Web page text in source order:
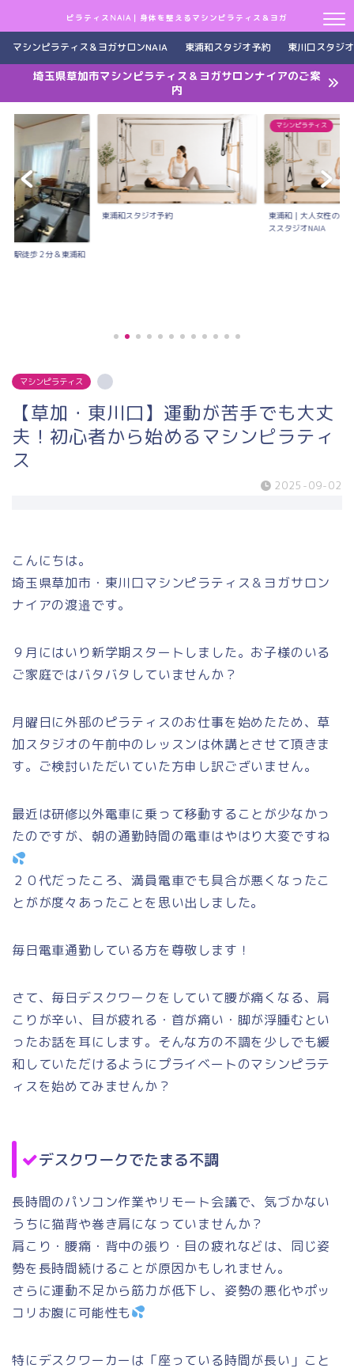
ピラティスNAIA｜身体を整えるマシンピラティス＆ヨガ
マシンピラティス＆ヨガサロンNAIA 東浦和スタジオ予約 東川口スタジ
埼玉県草加市マシンピラティス＆ヨガサロンナイアのご案
内
口駅徒歩２分＆東浦和
東浦和スタジオ予約
マシンピラティス
東浦和｜大人女性のた
ススタジオNAIA
マシンピラティス
【草加・東川口】運動が苦手でも大丈
夫！初心者から始めるマシンピラティ
ス
2025-09-02
こんにちは。
埼玉県草加市・東川口マシンピラティス＆ヨガサロン
ナイアの渡邉です。
９月にはいり新学期スタートしました。お子様のいる
ご家庭ではバタバタしていませんか？
月曜日に外部のピラティスのお仕事を始めたため、草
加スタジオの午前中のレッスンは休講とさせて頂きま
す。ご検討いただいていた方申し訳ございません。
最近は研修以外電車に乗って移動することが少なかっ
たのですが、朝の通勤時間の電車はやはり大変ですね
２０代だったころ、満員電車でも具合が悪くなったこ
とがが度々あったことを思い出しました。
毎日電車通勤している方を尊敬します！
さて、毎日デスクワークをしていて腰が痛くなる、肩
こりが辛い、目が疲れる・首が痛い・脚が浮腫むとい
ったお話を耳にします。そんな方の不調を少しでも緩
和していただけるようにプライベートのマシンピラテ
ィスを始めてみませんか？
デスクワークでたまる不調
長時間のパソコン作業やリモート会議で、気づかない
うちに猫背や巻き肩になっていませんか？
肩こり・腰痛・背中の張り・目の疲れなどは、同じ姿
勢を長時間続けることが原因かもしれません。
さらに運動不足から筋力が低下し、姿勢の悪化やポッ
コリお腹に可能性も
特にデスクワーカーは「座っている時間が長い」こと